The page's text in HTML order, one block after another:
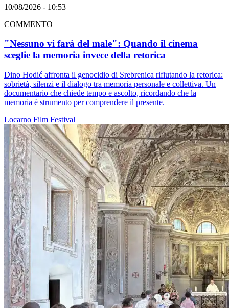
10/08/2026 - 10:53
COMMENTO
"Nessuno vi farà del male": Quando il cinema
sceglie la memoria invece della retorica
Dino Hodić affronta il genocidio di Srebrenica rifiutando la retorica:
sobrietà, silenzi e il dialogo tra memoria personale e collettiva. Un
documentario che chiede tempo e ascolto, ricordando che la
memoria è strumento per comprendere il presente.
Locarno Film Festival